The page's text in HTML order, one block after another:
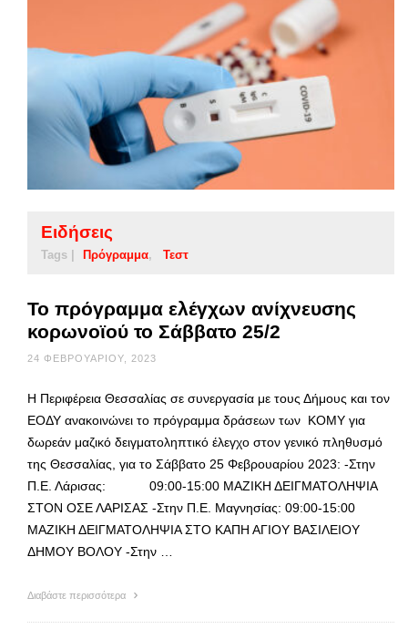
Ειδήσεις
Tags | Πρόγραμμα Τεστ
Το πρόγραμμα ελέγχων ανίχνευσης
κορωνοϊού το Σάββατο 25/2
24 ΦΕΒΡΟΥΑΡΊΟΥ, 2023
Η Περιφέρεια Θεσσαλίας σε συνεργασία με τους Δήμους και τον
ΕΟΔΥ ανακοινώνει το πρόγραμμα δράσεων των ΚΟΜΥ για
δωρεάν μαζικό δειγματοληπτικό έλεγχο στον γενικό πληθυσμό
της Θεσσαλίας, για το Σάββατο 25 Φεβρουαρίου 2023: -Στην
Π.Ε. Λάρισας: 09:00-15:00 ΜΑΖΙΚΗ ΔΕΙΓΜΑΤΟΛΗΨΙΑ
ΣΤΟΝ ΟΣΕ ΛΑΡΙΣΑΣ -Στην Π.Ε. Μαγνησίας: 09:00-15:00
ΜΑΖΙΚΗ ΔΕΙΓΜΑΤΟΛΗΨΙΑ ΣΤΟ ΚΑΠΗ ΑΓΙΟΥ ΒΑΣΙΛΕΙΟΥ
ΔΗΜΟΥ ΒΟΛΟΥ -Στην …
Διαβάστε περισσότερα